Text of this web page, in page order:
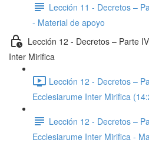
Lección 11 - Decretos –
- Material de apoyo
Lección 12 - Decretos – Parte
Inter Mirifica
Lección 12 - Decretos –
Ecclesiarume Inter Mirifica
Lección 12 - Decretos –
Ecclesiarume Inter Mirifica -